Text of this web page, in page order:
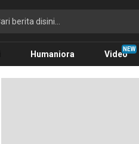
Humaniora Video